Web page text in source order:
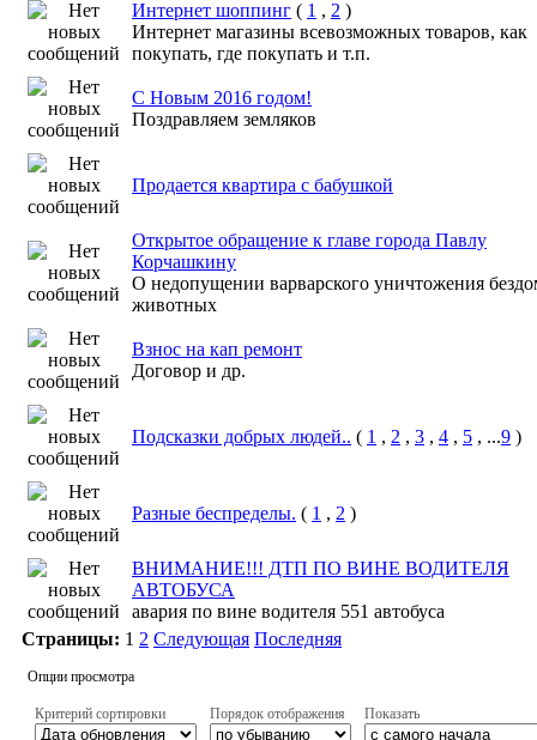
Интернет шоппинг ( 1 , 2 )
Интернет магазины всевозможных товаров, как
покупать, где покупать и т.п.
С Новым 2016 годом!
Поздравляем земляков
Продается квартира с бабушкой
Открытое обращение к главе города Павлу
Корчашкину
O недопущении варварского уничтожения
животных
Взнос на кап ремонт
Договор и др.
Подсказки добрых людей.. ( 1 , 2 , 3 , 4 , 5 , ...9 )
Разные беспределы. ( 1 , 2 )
ВНИМАНИЕ!!! ДТП ПО ВИНЕ ВОДИТЕЛЯ
АВТОБУСА
авария по вине водителя 551 автобуса
Страницы: 1 2 Следующая Последняя
Опции просмотра
Критерий сортировки Порядок отображения Показать